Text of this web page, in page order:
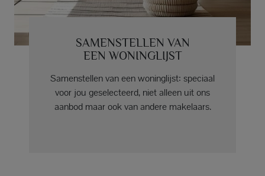
SAMENSTELLEN VAN
EEN WONINGLIJST
Samenstellen van een woninglijst: speciaal
voor jou geselecteerd, niet alleen uit ons
aanbod maar ook van andere makelaars.